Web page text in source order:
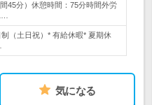
45分）休憩時間：75分時間外労
（土日祝）* 有給休暇* 夏期休
気になる